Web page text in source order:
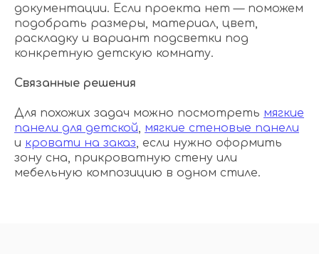
документации. Если проекта нет — поможем
подобрать размеры, материал, цвет,
раскладку и вариант подсветки под
конкретную детскую комнату.
Связанные решения
Для похожих задач можно посмотреть мягкие
панели для детской, мягкие стеновые панели
и кровати на заказ, если нужно оформить
зону сна, прикроватную стену или
мебельную композицию в одном стиле.